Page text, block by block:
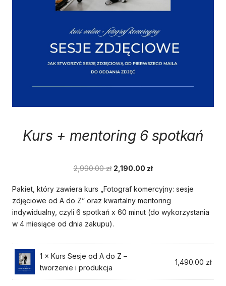
Kurs + mentoring 6 spotkań
2,990.00zł Pierwotna
wynosiła:
2,990.00 zł.
2,190.00 złAktualna
wynosi:
2,190.00 zł.
Pakiet, który zawiera kurs „Fotograf komercyjny: sesje
zdjęciowe od A do Z” oraz kwartalny mentoring
indywidualny, czyli 6 spotkań x 60 minut (do wykorzystania
w 4 miesiące od dnia zakupu).
1 × Kurs Sesje od A do Z –
tworzenie i produkcja
1,490.00 zł